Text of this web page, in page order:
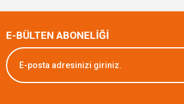
E-BÜLTEN ABONELİĞİ